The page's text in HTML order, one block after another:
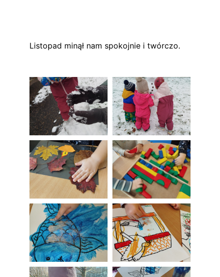
Listopad minął nam spokojnie i twórczo.